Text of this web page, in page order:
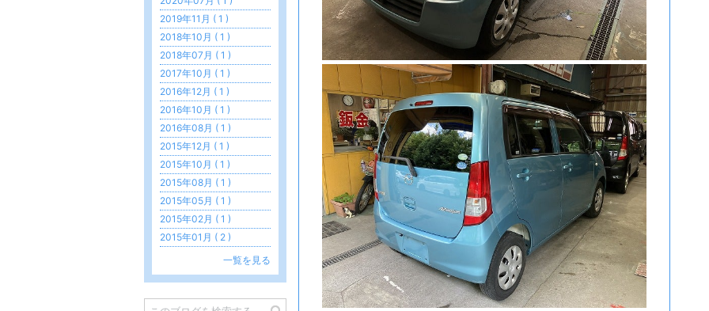
2019年11月 ( 1 )
2018年10月 ( 1 )
2018年07月 ( 1 )
2017年10月 ( 1 )
2016年12月 ( 1 )
2016年10月 ( 1 )
2016年08月 ( 1 )
2015年12月 ( 1 )
2015年10月 ( 1 )
2015年08月 ( 1 )
2015年05月 ( 1 )
2015年02月 ( 1 )
2015年01月 ( 2 )
一覧を見る